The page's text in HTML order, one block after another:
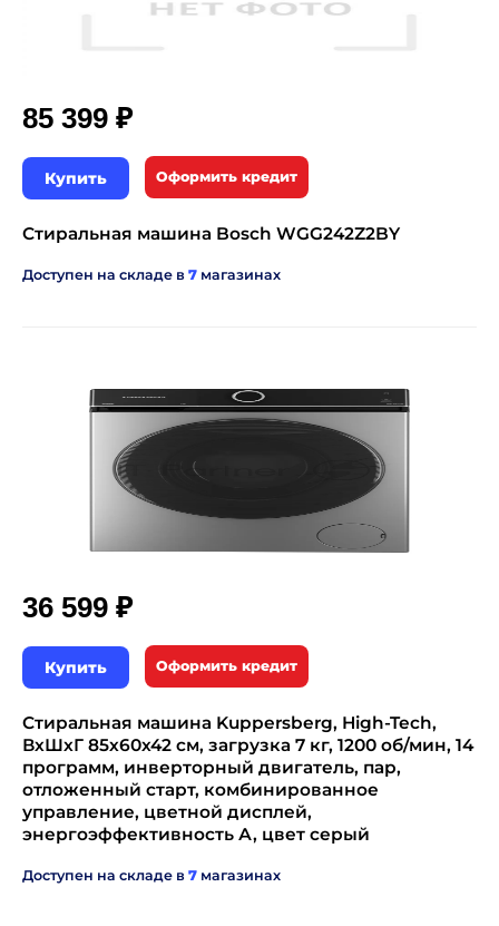
85 399 ₽
Купить Оформить кредит
Стиральная машина Bosch WGG242Z2BY
Доступен на складе в 7 магазинах
36 599 ₽
Купить Оформить кредит
Стиральная машина Kuppersberg, High-Tech,
ВхШхГ 85х60х42 см, загрузка 7 кг, 1200 об/мин, 14
программ, инверторный двигатель, пар,
отложенный старт, комбинированное
управление, цветной дисплей,
энергоэффективность А, цвет серый
Доступен на складе в 7 магазинах